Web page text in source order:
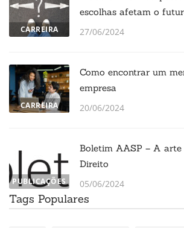
CARREIRA
escolhas afetam o
27/06/2024
CARREIRA
Como encontrar um
empresa
20/06/2024
PUBLICAÇÕES
Boletim AASP – A
Direito
05/06/2024
Tags Populares